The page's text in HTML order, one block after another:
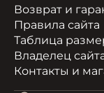
Возврат и
Правила сайта
Таблица
Владелец
Контакты и